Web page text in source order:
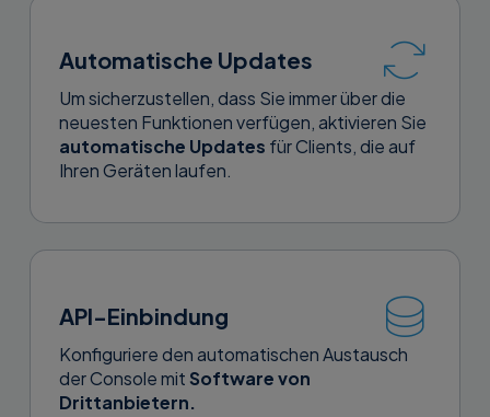
Automatische Updates
Um sicherzustellen, dass Sie immer über die
neuesten Funktionen verfügen, aktivieren Sie
automatische Updates für Clients, die auf
Ihren Geräten laufen.
API-Einbindung
Konfiguriere den automatischen Austausch
der Console mit Software von
Drittanbietern.